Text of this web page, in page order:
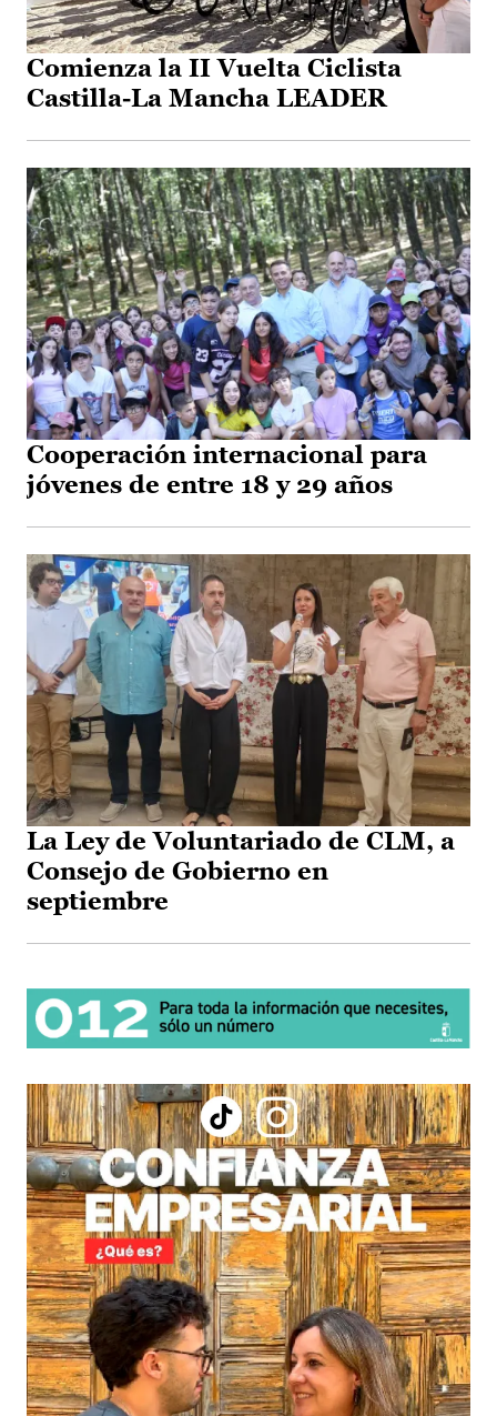
Comienza la II Vuelta Ciclista
Castilla-La Mancha LEADER
Cooperación internacional para
jóvenes de entre 18 y 29 años
La Ley de Voluntariado de CLM, a
Consejo de Gobierno en
septiembre